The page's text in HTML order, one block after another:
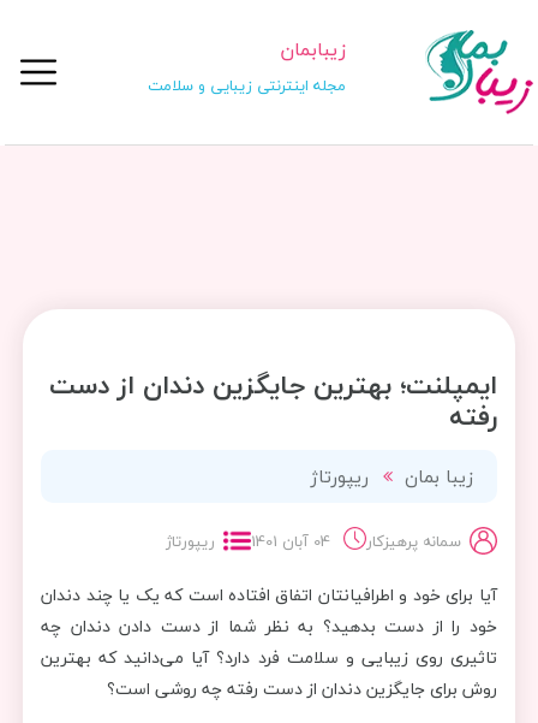
زیبابمان
مجله اینترنتی زیبایی و سلامت
ایمپلنت؛ بهترین جایگزین دندان از دست
رفته
زیبا بمان ریپورتاژ
سمانه پرهیزکار 04 آبان 1401 ریپورتاژ
آیا برای خود و اطرافیانتان اتفاق افتاده است که یک یا چند دندان
خود را از دست بدهید؟ به نظر شما از دست دادن دندان چه
تاثیری روی زیبایی و سلامت فرد دارد؟ آیا می‌دانید که بهترین
روش برای جایگزین دندان از دست رفته چه روشی است؟